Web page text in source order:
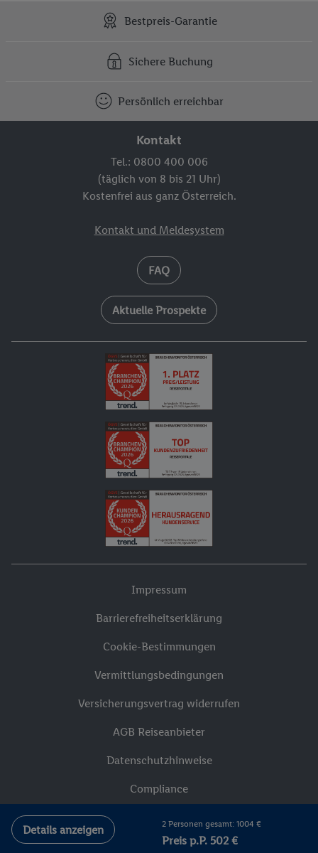
Details anzeigen 2 Personen gesamt: 1004 €
Preis p.P. 502 €
Bestpreis-Garantie
Sichere Buchung
Persönlich erreichbar
Kontakt
Tel.: 0800 400 006
(täglich von 8 bis 21 Uhr)
Kostenfrei aus ganz Österreich.
Kontakt und Meldesystem
FAQ
Aktuelle Prospekte
Impressum
Barrierefreiheitserklärung
Cookie-Bestimmungen
Vermittlungsbedingungen
Versicherungsvertrag widerrufen
AGB Reiseanbieter
Datenschutzhinweise
Compliance